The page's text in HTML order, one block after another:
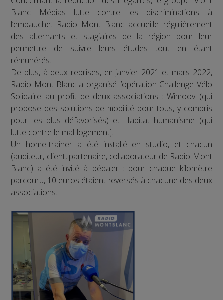
Blanc Médias lutte contre les discriminations à
l’embauche. Radio Mont Blanc accueille régulièrement
des alternants et stagiaires de la région pour leur
permettre de suivre leurs études tout en étant
rémunérés.
De plus, à deux reprises, en janvier 2021 et mars 2022,
Radio Mont Blanc a organisé l’opération Challenge Vélo
Solidaire au profit de deux associations : Wimoov (qui
propose des solutions de mobilité pour tous, y compris
pour les plus défavorisés) et Habitat humanisme (qui
lutte contre le mal-logement).
Un home-trainer a été installé en studio, et chacun
(auditeur, client, partenaire, collaborateur de Radio Mont
Blanc) a été invité à pédaler : pour chaque kilomètre
parcouru, 10 euros étaient reversés à chacune des deux
associations.